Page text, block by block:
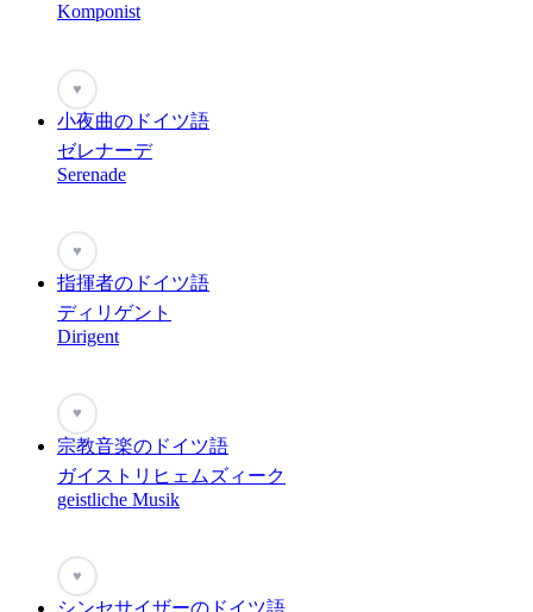
Komponist
♥
小夜曲のドイツ語
ゼレナーデ
Serenade
♥
指揮者のドイツ語
ディリゲント
Dirigent
♥
宗教音楽のドイツ語
ガイストリヒェムズィーク
geistliche Musik
♥
シンセサイザーのドイツ語